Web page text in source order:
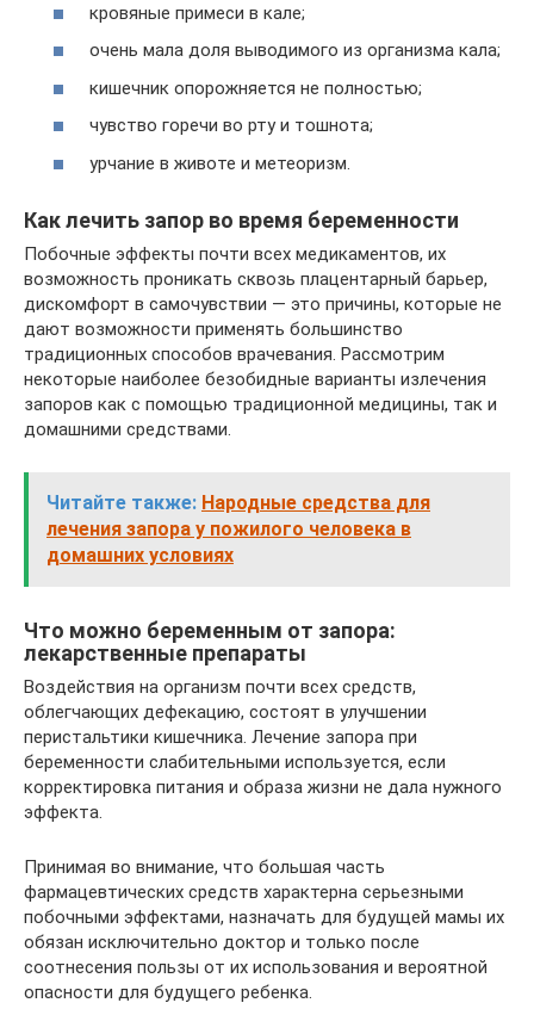
кровяные примеси в кале;
очень мала доля выводимого из организма кала;
кишечник опорожняется не полностью;
чувство горечи во рту и тошнота;
урчание в животе и метеоризм.
Как лечить запор во время беременности
Побочные эффекты почти всех медикаментов, их
возможность проникать сквозь плацентарный барьер,
дискомфорт в самочувствии — это причины, которые не
дают возможности применять большинство
традиционных способов врачевания. Рассмотрим
некоторые наиболее безобидные варианты излечения
запоров как с помощью традиционной медицины, так и
домашними средствами.
Читайте также: Народные средства для
лечения запора у пожилого человека в
домашних условиях
Что можно беременным от запора:
лекарственные препараты
Воздействия на организм почти всех средств,
облегчающих дефекацию, состоят в улучшении
перистальтики кишечника. Лечение запора при
беременности слабительными используется, если
корректировка питания и образа жизни не дала нужного
эффекта.
Принимая во внимание, что большая часть
фармацевтических средств характерна серьезными
побочными эффектами, назначать для будущей мамы их
обязан исключительно доктор и только после
соотнесения пользы от их использования и вероятной
опасности для будущего ребенка.